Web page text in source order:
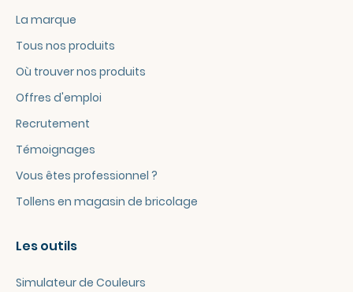
La marque
Tous nos produits
Où trouver nos produits
Offres d'emploi
Recrutement
Témoignages
Vous êtes professionnel ?
Tollens en magasin de bricolage
Les outils
Simulateur de Couleurs